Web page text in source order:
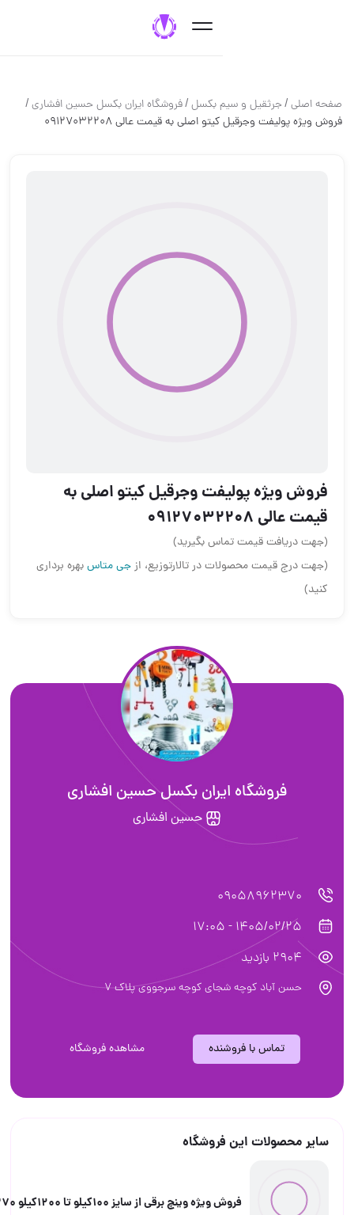
جرثقيل و سيم بكسل/ فروشگاه ایران بکسل حسین افشاری /
وجرقیل کیتو اصلی به قیمت عالی 09127032208
پولیفت وجرقیل کیتو اصلی به
قیمت تماس بگیرید)
محصولات در تالارتوزیع، ازجی متاسبهره برداری
فروشگاه ایران بکسل حسین افشاری
حسین افشاری
1405/02/25 -
آباد کوچه شجای کوچه سرجووی پلاک 7
تماس با فروشنده مشاهده فروشگاه
این فروشگاه
فروش ویژه وینچ برقی از سایز 100کیلو تا 1200کیلو 09058962370